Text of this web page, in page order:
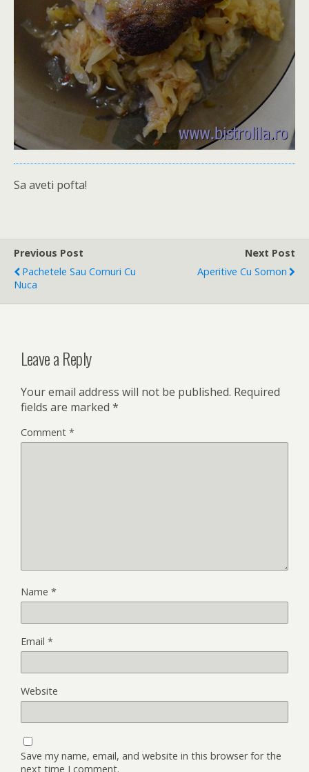
Sa aveti pofta!
Previous Post
Pachetele Sau Cornuri Cu
Nuca
Next Post
Aperitive Cu Somon
Leave a Reply
Your email address will not be published. Required
fields are marked *
Comment *
Name *
Email *
Website
Save my name, email, and website in this browser for the
next time I comment.